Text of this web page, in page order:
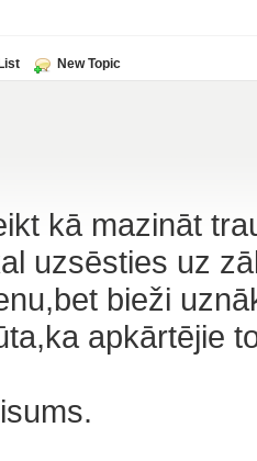
New Topic
kā mazināt
uzsēsties uz
bieži
apkārtējie